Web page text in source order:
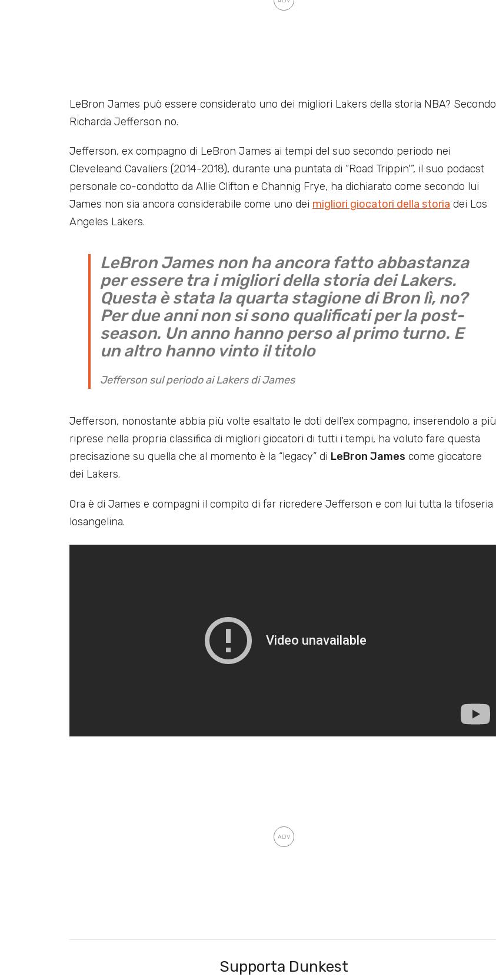
LeBron James può essere considerato uno dei migliori Lakers della storia NBA? Secondo
Richarda Jefferson no.
Jefferson, ex compagno di LeBron James ai tempi del suo secondo periodo nei
Cleveleand Cavaliers (2014-2018), durante una puntata di “Road Trippin'”, il suo podacst
personale co-condotto da Allie Clifton e Channig Frye, ha dichiarato come secondo lui
James non sia ancora considerabile come uno dei migliori giocatori della storia dei Los
Angeles Lakers.
LeBron James non ha ancora fatto abbastanza
per essere tra i migliori della storia dei Lakers.
Questa è stata la quarta stagione di Bron lì, no?
Per due anni non si sono qualificati per la post-
season. Un anno hanno perso al primo turno. E
un altro hanno vinto il titolo
Jefferson sul periodo ai Lakers di James
Jefferson, nonostante abbia più volte esaltato le doti dell’ex compagno, inserendolo a più
riprese nella propria classifica di migliori giocatori di tutti i tempi, ha voluto fare questa
precisazione su quella che al momento è la “legacy” di LeBron James come giocatore
dei Lakers.
Ora è di James e compagni il compito di far ricredere Jefferson e con lui tutta la tifoseria
losangelina.
Supporta Dunkest